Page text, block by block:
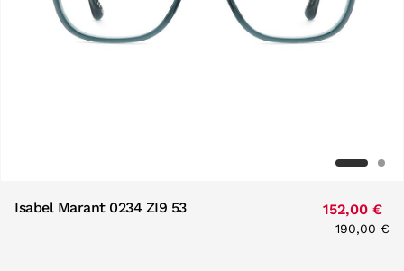
Isabel Marant 0234 ZI9 53 152,00 €
Price
190,00 €